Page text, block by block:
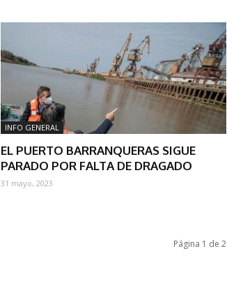
INFO GENERAL
EL PUERTO BARRANQUERAS SIGUE
PARADO POR FALTA DE DRAGADO
31 mayo, 2023
Página 1 de 2